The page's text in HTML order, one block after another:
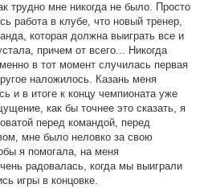
трудно мне никогда не было. Просто
работа в клубе, что новый тренер,
которая должна выиграть все и
причем от всего... Никогда
в тот момент случилась первая
наложилось. Казань меня
и в итоге к концу чемпионата уже
как бы точнее это сказать, я
перед командой, перед
мне было неловко за свою
я помогала, на меня
радовалась, когда мы выиграли
игры в концовке.